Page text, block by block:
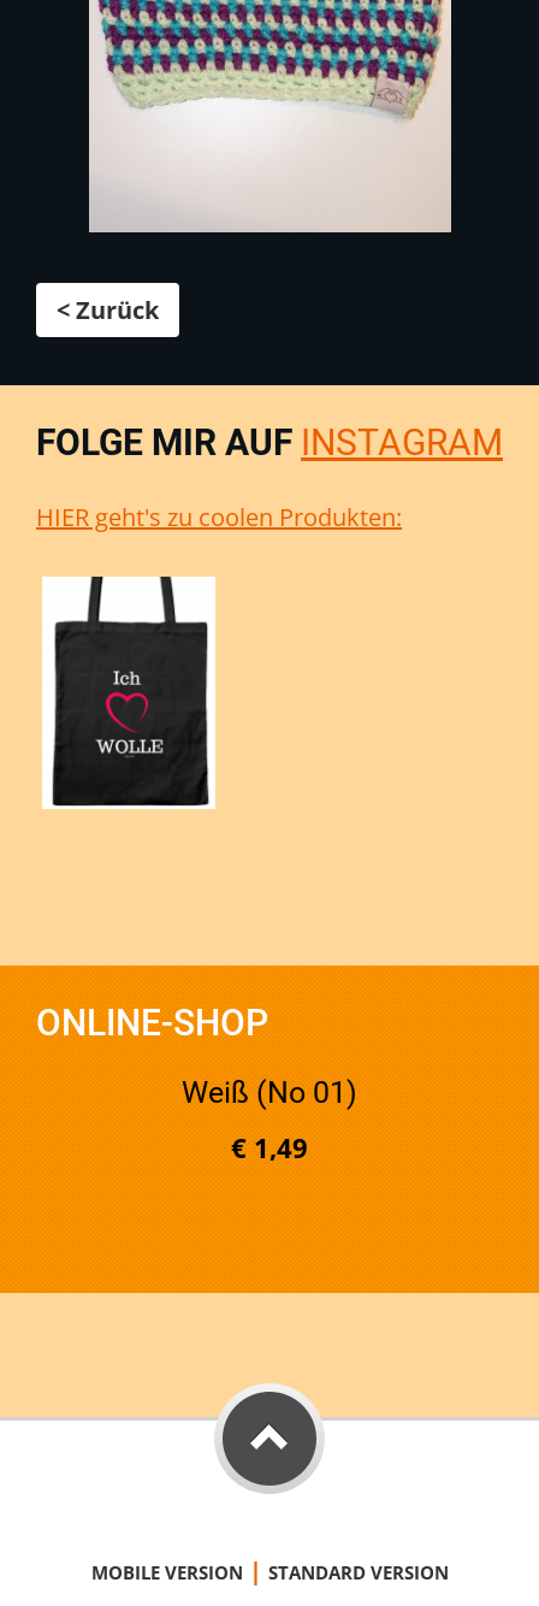
< Zurück
FOLGE MIR AUF INSTAGRAM
HIER geht's zu coolen Produkten:
ONLINE-SHOP
Weiß (No 01)
€ 1,49
MOBILE VERSION | STANDARD VERSION